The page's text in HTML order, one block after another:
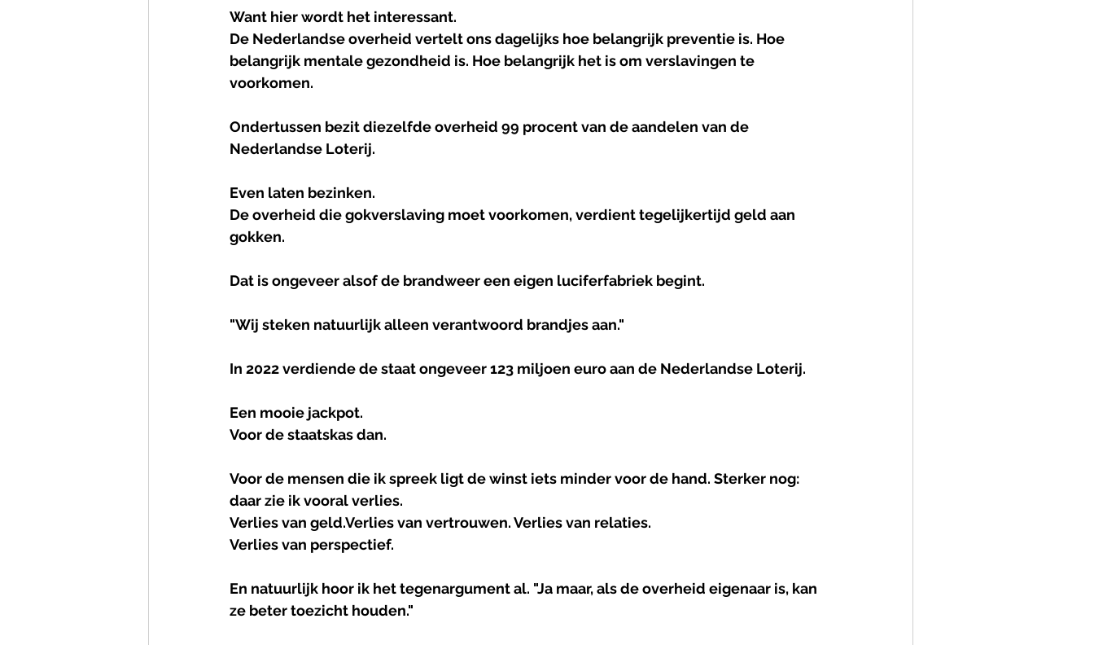
Want hier wordt het interessant.
De Nederlandse overheid vertelt ons dagelijks hoe belangrijk preventie is. Hoe
belangrijk mentale gezondheid is. Hoe belangrijk het is om verslavingen te
voorkomen.
Ondertussen bezit diezelfde overheid 99 procent van de aandelen van de
Nederlandse Loterij.
Even laten bezinken.
De overheid die gokverslaving moet voorkomen, verdient tegelijkertijd geld aan
gokken.
Dat is ongeveer alsof de brandweer een eigen luciferfabriek begint.
"Wij steken natuurlijk alleen verantwoord brandjes aan."
In 2022 verdiende de staat ongeveer 123 miljoen euro aan de Nederlandse Loterij.
Een mooie jackpot.
Voor de staatskas dan.
Voor de mensen die ik spreek ligt de winst iets minder voor de hand. Sterker nog:
daar zie ik vooral verlies.
Verlies van geld.Verlies van vertrouwen. Verlies van relaties.
Verlies van perspectief.
En natuurlijk hoor ik het tegenargument al. "Ja maar, als de overheid eigenaar is, kan
ze beter toezicht houden."